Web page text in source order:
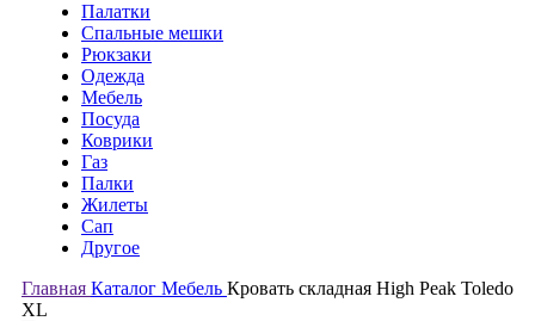
Палатки
Спальные мешки
Рюкзаки
Одежда
Мебель
Посуда
Коврики
Газ
Палки
Жилеты
Сап
Другое
Главная Каталог Мебель Кровать складная High Peak Toledo
XL